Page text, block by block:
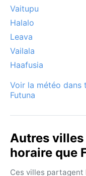
Vaitupu
Halalo
Leava
Vailala
Haafusia
Voir la météo dans
Futuna
Autres villes
horaire que
Ces villes partagent